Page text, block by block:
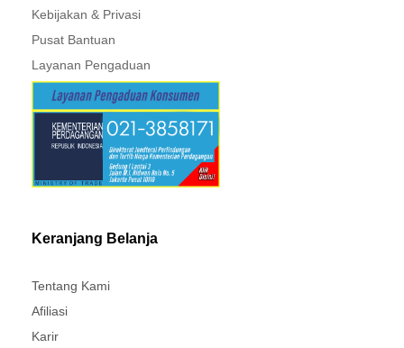
Kebijakan & Privasi
Pusat Bantuan
Layanan Pengaduan
Keranjang Belanja
Tentang Kami
Afiliasi
Karir